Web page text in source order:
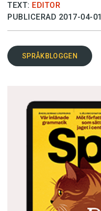
TEXT: EDITOR
PUBLICERAD 2017-04-01
SPRÅKBLOGGEN